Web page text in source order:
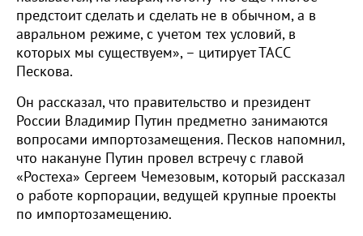
предстоит сделать и сделать не в обычном, а в
авральном режиме, с учетом тех условий, в
которых мы существуем», – цитирует ТАСС
Пескова.
Он рассказал, что правительство и президент
России Владимир Путин предметно занимаются
вопросами импортозамещения. Песков напомнил,
что накануне Путин провел встречу с главой
«Ростеха» Сергеем Чемезовым, который рассказал
о работе корпорации, ведущей крупные проекты
по импортозамещению.